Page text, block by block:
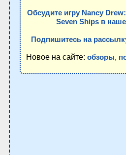
Обсудите игру Nancy
Seven Ships в
Подпишитесь на
Новое на сайте: обзоры,